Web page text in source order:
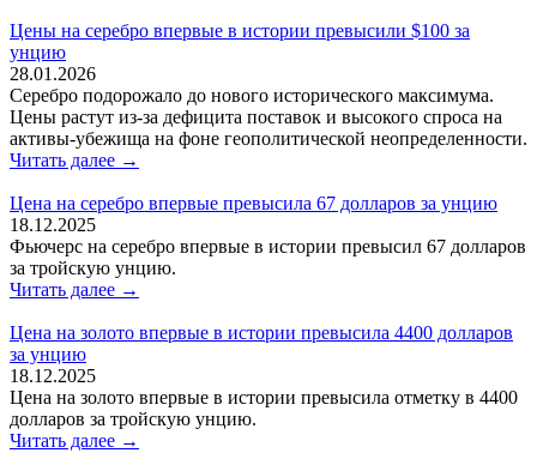
Цены на серебро впервые в истории превысили $100 за
унцию
28.01.2026
Серебро подорожало до нового исторического максимума.
Цены растут из-за дефицита поставок и высокого спроса на
активы-убежища на фоне геополитической неопределенности.
Читать далее →
Цена на серебро впервые превысила 67 долларов за унцию
18.12.2025
Фьючерс на серебро впервые в истории превысил 67 долларов
за тройскую унцию.
Читать далее →
Цена на золото впервые в истории превысила 4400 долларов
за унцию
18.12.2025
Цена на золото впервые в истории превысила отметку в 4400
долларов за тройскую унцию.
Читать далее →